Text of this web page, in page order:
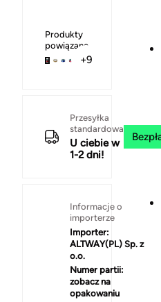
Produkty
powiązane
+9
Przesyłka
standardowa
U ciebie w
1-2 dni!
Informacje o
importerze
Importer:
ALTWAY(PL) Sp. z
o.o.
Numer partii:
zobacz na
opakowaniu